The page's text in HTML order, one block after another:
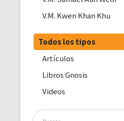
V.M. Kwen Khan Khu
Todos los tipos
Artículos
Libros Gnosis
Videos